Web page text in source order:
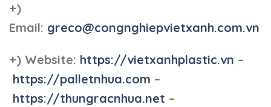
+)
Email: greco@congnghiepvietxanh.com.vn
+) Website: https://vietxanhplastic.vn –
https://palletnhua.com –
https://thungracnhua.net –